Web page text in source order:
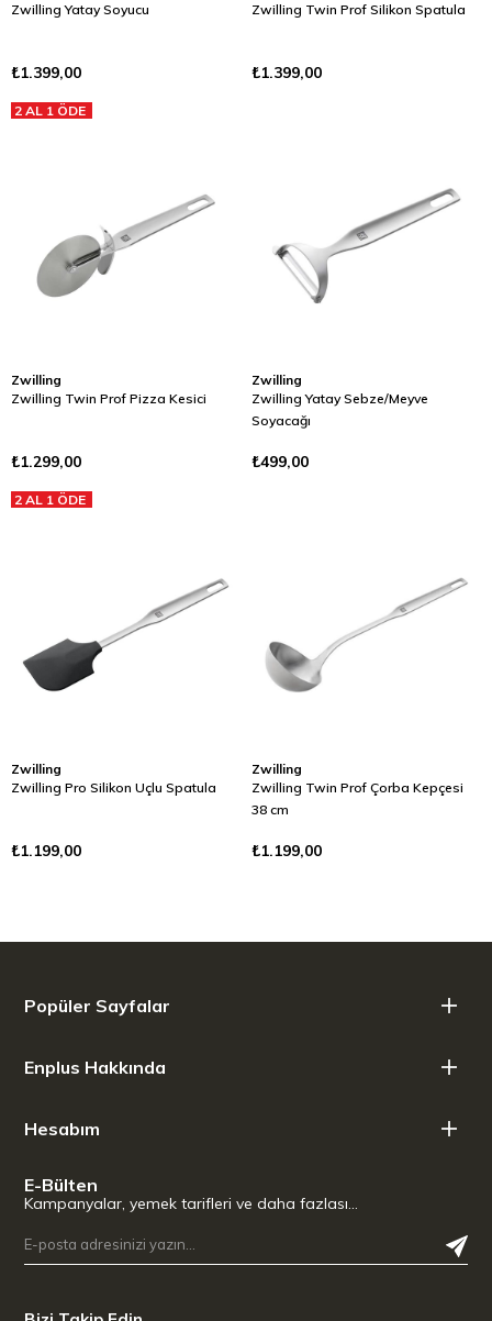
Zwilling Yatay Soyucu
₺1.399,00
2 AL 1 ÖDE
Zwilling Twin Prof Silikon Spatula
₺1.399,00
Zwilling
Zwilling Twin Prof Pizza Kesici
₺1.299,00
2 AL 1 ÖDE
Zwilling
Zwilling Yatay Sebze/Meyve
Soyacağı
₺499,00
Zwilling
Zwilling Pro Silikon Uçlu Spatula
₺1.199,00
Zwilling
Zwilling Twin Prof Çorba Kepçesi
38 cm
₺1.199,00
Popüler Sayfalar
Enplus Hakkında
Hesabım
E-Bülten
Kampanyalar, yemek tarifleri ve daha fazlası…